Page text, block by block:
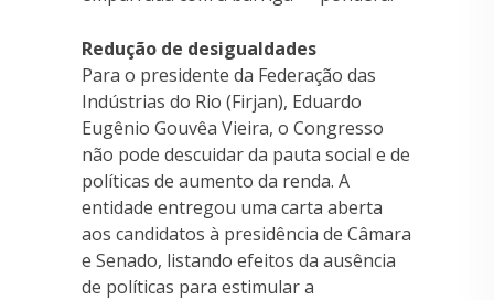
Redução de desigualdades
Para o presidente da Federação das
Indústrias do Rio (Firjan), Eduardo
Eugênio Gouvêa Vieira, o Congresso
não pode descuidar da pauta social e de
políticas de aumento da renda. A
entidade entregou uma carta aberta
aos candidatos à presidência de Câmara
e Senado, listando efeitos da ausência
de políticas para estimular a